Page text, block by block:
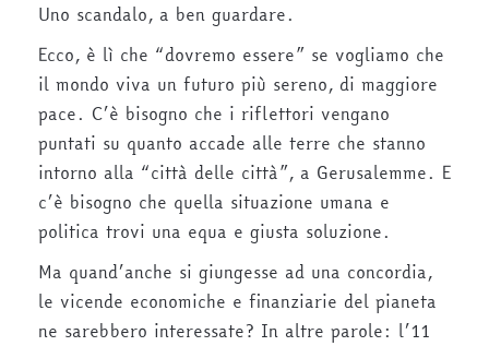
Uno scandalo, a ben guardare.
Ecco, è lì che “dovremo essere” se vogliamo che
il mondo viva un futuro più sereno, di maggiore
pace. C’è bisogno che i riflettori vengano
puntati su quanto accade alle terre che stanno
intorno alla “città delle città”, a Gerusalemme. E
c’è bisogno che quella situazione umana e
politica trovi una equa e giusta soluzione.
Ma quand’anche si giungesse ad una concordia,
le vicende economiche e finanziarie del pianeta
ne sarebbero interessate? In altre parole: l’11